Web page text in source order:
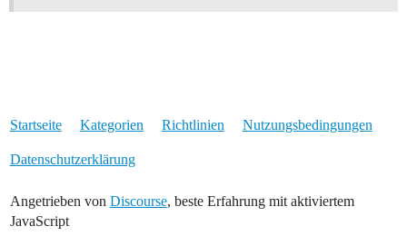
Startseite Kategorien Richtlinien Nutzungsbedingungen
Datenschutzerklärung
Angetrieben von Discourse, beste Erfahrung mit aktiviertem
JavaScript